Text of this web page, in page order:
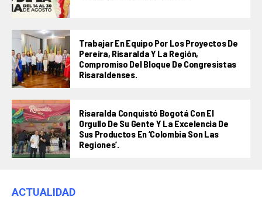
Trabajar En Equipo Por Los Proyectos De
Pereira, Risaralda Y La Región,
Compromiso Del Bloque De Congresistas
Risaraldenses.
Risaralda Conquistó Bogotá Con El
Orgullo De Su Gente Y La Excelencia De
Sus Productos En ‘Colombia Son Las
Regiones’.
ACTUALIDAD